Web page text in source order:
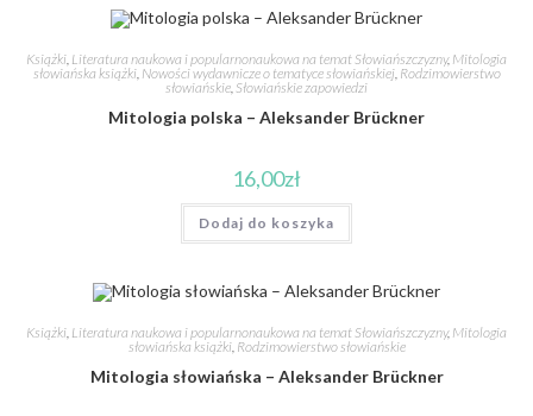
Książki, Literatura naukowa i popularnonaukowa na temat Słowiańszczyzny, Mitologia
słowiańska książki, Nowości wydawnicze o tematyce słowiańskiej, Rodzimowierstwo
słowiańskie, Słowiańskie zapowiedzi
Mitologia polska – Aleksander Brückner
16,00zł
Dodaj do koszyka
Książki, Literatura naukowa i popularnonaukowa na temat Słowiańszczyzny, Mitologia
słowiańska książki, Rodzimowierstwo słowiańskie
Mitologia słowiańska – Aleksander Brückner